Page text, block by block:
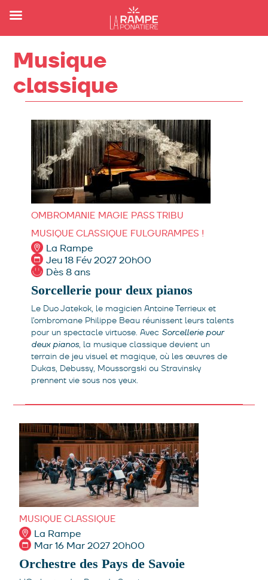
Musique
classique
Sorcellerie pour deux pianos
Le Duo Jatekok, le magicien Antoine Terrieux et
l’ombromane Philippe Beau réunissent leurs talents
pour un spectacle virtuose. Avec Sorcellerie pour
deux pianos, la musique classique devient un
terrain de jeu visuel et magique, où les œuvres de
Dukas, Debussy, Moussorgski ou Stravinsky
prennent vie sous nos yeux.
OMBROMANIE MAGIE PASS TRIBU
MUSIQUE CLASSIQUE FULGURAMPES !
La Rampe
Jeu 18 Fév 2027 20h00
Dès 8 ans
Orchestre des Pays de Savoie
MUSIQUE CLASSIQUE
La Rampe
Mar 16 Mar 2027 20h00